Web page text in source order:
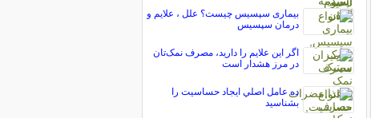
بیماری سپسیس چیست؟ علل ، علایم و
درمان سپسیس
اگر این علایم را دارید، مصرف نمک‌تان
در مرز هشدار است
ده عامل اصلي ايجاد حساسيت را
بشناسيد